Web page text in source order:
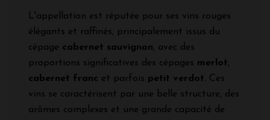
L'appellation est réputée pour ses vins rouges
élégants et raffinés, principalement issus du
cépage cabernet sauvignon, avec des
proportions significatives des cépages merlot,
cabernet franc et parfois petit verdot. Ces
vins se caractérisent par une belle structure, des
arômes complexes et une grande capacité de